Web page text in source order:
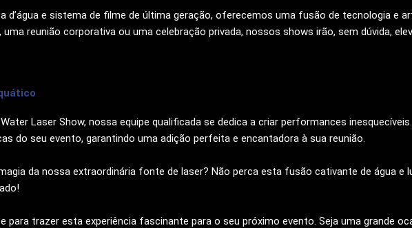
d’água e sistema de filme de última geração, oferecemos uma fusão de tecnologia e
reunião corporativa ou uma celebração privada, nossos shows irão, sem dúvida,
Laser Show, nossa equipe qualificada se dedica a criar performances
do seu evento, garantindo uma adição perfeita e encantadora à sua reunião.
da nossa extraordinária fonte de laser? Não perca esta fusão cativante de água e
para trazer esta experiência fascinante para o seu próximo evento. Seja uma grande